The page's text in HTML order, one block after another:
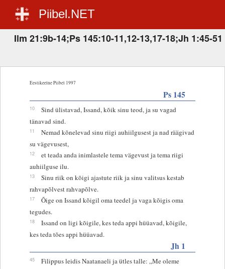
Piibel.NET
Ilm 21:9b-14;Ps 145:10-11,12-13,17-18;Jh 1:45-51
Eestikeelne Piibel 1997
Ps 145
10
Sind ülistavad, Issand, kõik sinu teod, ja su vagad
tänavad sind.
11
Nemad kõnelevad sinu riigi auhiilgusest ja nad räägivad
su vägevusest,
12
et teada anda inimlastele tema vägevust ja tema riigi
auhiilguse ilu.
13
Sinu riik on kõigi ajastute riik ja sinu valitsus kestab
rahvapõlvest rahvapõlve.
17
Õige on Issand kõigil oma teedel ja vaga kõigis oma
tegudes.
18
Issand on ligi kõigile, kes teda appi hüüavad, kõigile,
kes teda tões appi hüüavad.
Jh 1
45
Filippus leidis Naatanaeli ja ütles talle: „Me oleme